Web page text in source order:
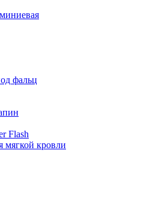
фальц
Flash
мягкой кровли